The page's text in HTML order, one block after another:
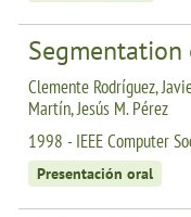
Clemente Rodríguez,
Martín, Jesús M. Pérez
1998 - IEEE Computer
Presentación oral